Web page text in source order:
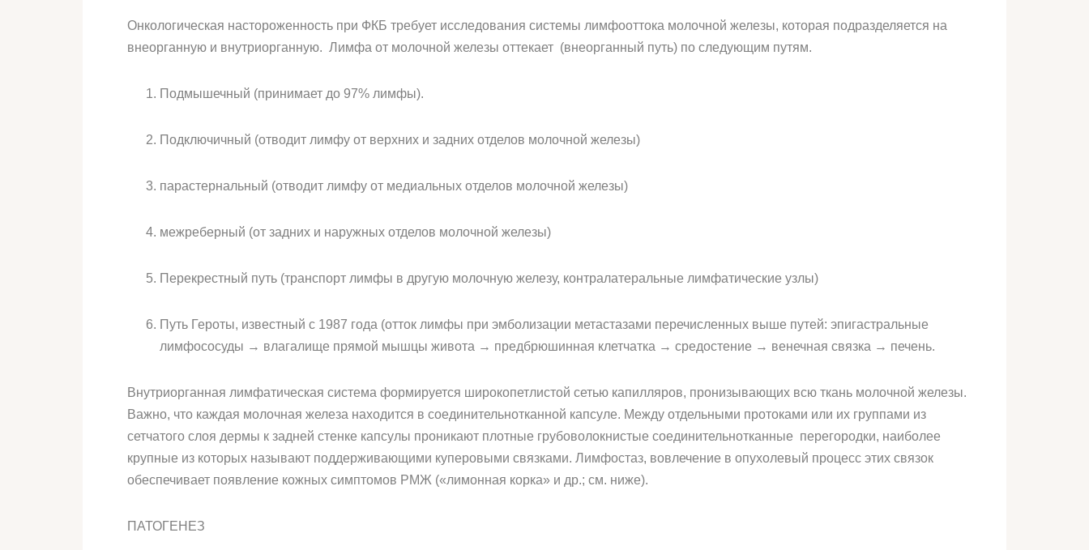
Онкологическая настороженность при ФКБ требует исследования системы лимфооттока молочной железы, которая подразделяется на
внеорганную и внутриорганную. Лимфа от молочной железы оттекает (внеорганный путь) по следующим путям.
Подмышечный (принимает до 97% лимфы).
Подключичный (отводит лимфу от верхних и задних отделов молочной железы)
парастернальный (отводит лимфу от медиальных отделов молочной железы)
межреберный (от задних и наружных отделов молочной железы)
Перекрестный путь (транспорт лимфы в другую молочную железу, контралатеральные лимфатические узлы)
Путь Героты, известный с 1987 года (отток лимфы при эмболизации метастазами перечисленных выше путей: эпигастральные
лимфососуды → влагалище прямой мышцы живота → предбрюшинная клетчатка → средостение → венечная связка → печень.
Внутриорганная лимфатическая система формируется широкопетлистой сетью капилляров, пронизывающих всю ткань молочной железы.
Важно, что каждая молочная железа находится в соединительнотканной капсуле. Между отдельными протоками или их группами из
сетчатого слоя дермы к задней стенке капсулы проникают плотные грубоволокнистые соединительнотканные перегородки, наиболее
крупные из которых называют поддерживающими куперовыми связками. Лимфостаз, вовлечение в опухолевый процесс этих связок
обеспечивает появление кожных симптомов РМЖ («лимонная корка» и др.; см. ниже).
ПАТОГЕНЕЗ